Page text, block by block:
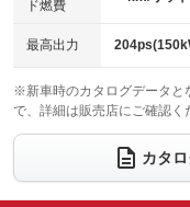
：装備なし
チップアップシート
：装備なし
：装備なし
ウォークスルー
：装備なし
電動リアゲート
：装備あり
ド燃費
最高出力
※新車時のカタログデータと
で、詳細は販売店にご確認く
カタ